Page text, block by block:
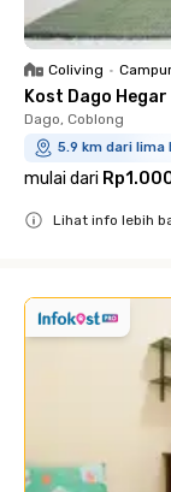
Coliving •
Kost Dago
Dago, Coblong
5.9 km dari lima
mulai dari
Lihat info lebih